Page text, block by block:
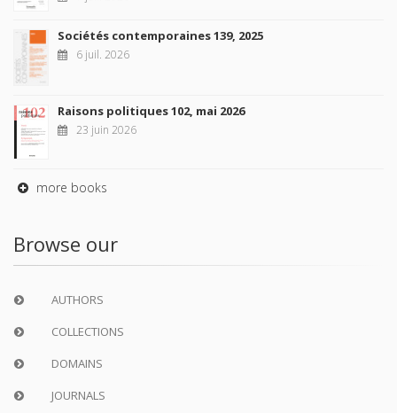
Sociétés contemporaines 139, 2025
6 juil. 2026
Raisons politiques 102, mai 2026
23 juin 2026
more books
Browse our
AUTHORS
COLLECTIONS
DOMAINS
JOURNALS